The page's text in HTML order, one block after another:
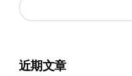
近期文章